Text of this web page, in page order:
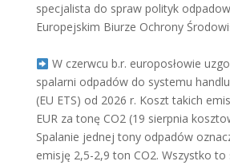
specjalista do spraw polityk
Europejskim Biurze Ochrony
W czerwcu b.r. europosłowie
spalarni odpadów do systemu
(EU ETS) od 2026 r. Koszt takich
EUR za tonę CO2 (19 sierpnia
Spalanie jednej tony odpadów
emisję 2,5-2,9 ton CO2. Wszystko